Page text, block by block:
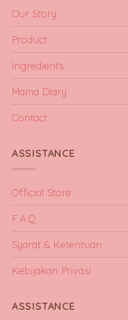
Our Story
Product
Ingredients
Mama Diary
Contact
ASSISTANCE
Official Store
F.A.Q
Syarat & Ketentuan
Kebijakan Privasi
ASSISTANCE